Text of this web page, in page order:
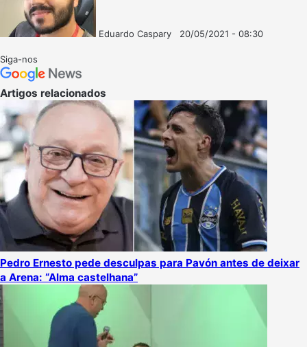
Eduardo Caspary
20/05/2021 - 08:30
Siga-nos
Artigos relacionados
Pedro Ernesto pede desculpas para Pavón antes de deixar
a Arena: “Alma castelhana”